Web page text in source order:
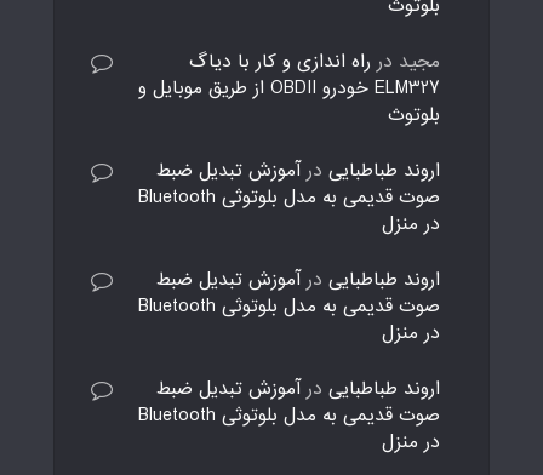
بلوتوث
مجید در راه اندازی و کار با دیاگ
ELM327 خودرو OBDII از طریق موبایل و
بلوتوث
اروند طباطبایی درآموزش تبدیل ضبط
صوت قدیمی به مدل بلوتوثی Bluetooth
در منزل
اروند طباطبایی درآموزش تبدیل ضبط
صوت قدیمی به مدل بلوتوثی Bluetooth
در منزل
اروند طباطبایی درآموزش تبدیل ضبط
صوت قدیمی به مدل بلوتوثی Bluetooth
در منزل